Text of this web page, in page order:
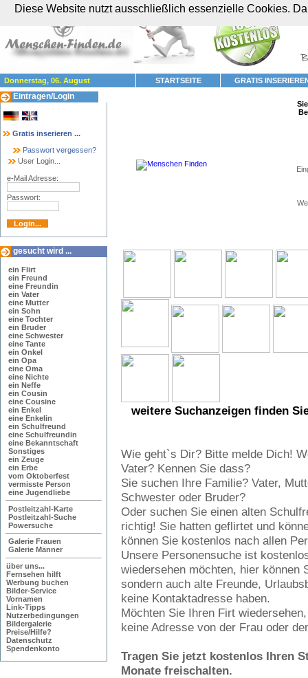
Donnerstag, 06. August STARTSEITE GRATIS
Eintragen/Login
Gratis inserieren ...
Passwort vergessen?
User Login...
e-Mail Adresse:
Passwort:
gesucht wird ...
ein Flirt
ein Freund
eine Freundin
ein Vater
eine Mutter
ein Sohn
eine Tochter
ein Bruder
eine Schwester
eine Tante
ein Onkel
ein Opa
eine Oma
eine Nichte
ein Neffe
ein Cousin
eine Cousine
ein Enkel
eine Enkelin
ein Schulfreund
eine Schulfreundin
eine Bekanntschaft
Sonstiges
ein Zeuge
ein Erbe
vom Oktoberfest
vermisste Person
eine Jugendliebe
Postleitzahl-Karte
Postleitzahl-Suche
Powersuche
Galerie Frauen
Galerie Männer
über uns...
Fernsehen hilft
Werbung buchen
Bilder-Service
Vornamen
Link-Tipps
Nutzerbedingungen
Bildergalerie
Preise/Hilfe?
Datenschutz
Spendenkonto
Sie
weitere Suchanzeigen finden
Wie geht`s Dir? Bitte melde Dich!
Vater? Kennen Sie dass?
Sie suchen Ihre Familie? Vater,
Schwester oder Bruder?
Oder suchen Sie einen alten
richtig! Sie hatten geflirtet und
können Sie kostenlos nach allen
Unsere Personensuche ist
wiedersehen möchten, hier können
sondern auch alte Freunde,
keine Kontaktadresse haben.
Möchten Sie Ihren Firt
keine Adresse von der Frau oder
Tragen Sie jetzt kostenlos Ihren
Monate freischalten.
Diese Website nutzt ausschließlich essenzielle Cookies.